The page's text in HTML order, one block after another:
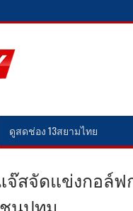
ดูสดช่อง 13สยามไทย
สจัดแข่งกอล์ฟ
นปทุม